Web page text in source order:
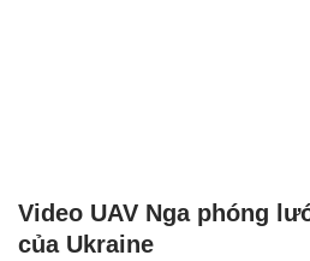
Video UAV Nga phóng
của Ukraine